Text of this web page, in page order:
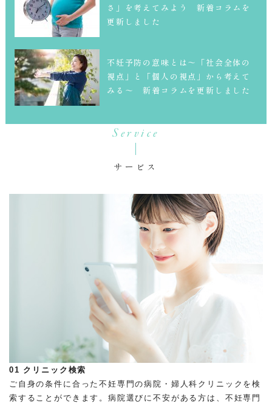
さ」を考えてみよう 新着コラムを
更新しました
不妊予防の意味とは～「社会全体の
視点」と「個人の視点」から考えて
みる～ 新着コラムを更新しました
Service
サービス
01 クリニック検索
ご自身の条件に合った不妊専門の病院・婦人科クリニックを検
索することができます。病院選びに不安がある方は、不妊専門